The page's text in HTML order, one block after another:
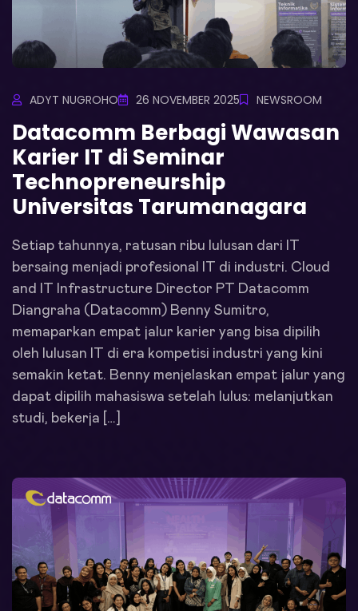
ADYT NUGROHO 26 NOVEMBER 2025 NEWSROOM
Datacomm Berbagi Wawasan
Karier IT di Seminar
Technopreneurship
Universitas Tarumanagara
Setiap tahunnya, ratusan ribu lulusan dari IT
bersaing menjadi profesional IT di industri. Cloud
and IT Infrastructure Director PT Datacomm
Diangraha (Datacomm) Benny Sumitro,
memaparkan empat jalur karier yang bisa dipilih
oleh lulusan IT di era kompetisi industri yang kini
semakin ketat. Benny menjelaskan empat jalur yang
dapat dipilih mahasiswa setelah lulus: melanjutkan
studi, bekerja […]